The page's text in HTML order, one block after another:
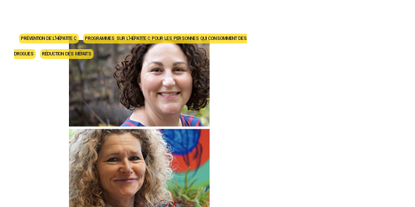
PRÉVENTION DE L'HÉPATITE C PROGRAMMES SUR L’HÉPATITE C POUR LES PERSONNES QUI CONSOMMENT DES
DROGUES RÉDUCTION DES MÉFAITS